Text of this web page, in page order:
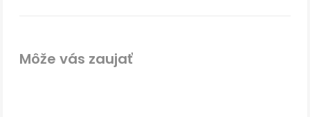
Môže vás zaujať